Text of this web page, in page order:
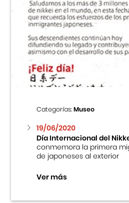
Categorías:Museo
19/06/2020
Día Internacional del
conmemora la primera
de japoneses al exterior
Ver más